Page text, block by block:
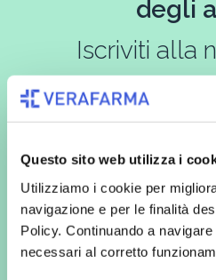
Questo sito web utilizza i
Utilizziamo i cookie per
navigazione e per le finalità
Policy. Continuando a
necessari al corretto
degli
Iscriviti alla
redatta ai sensi del Regolamento EU
espressamente al trattamento dei miei
commerciali da parte di Verafarma, tra
marketing (con modalità telematiche -
con inviti e comunicazioni commerciali
es. posta cartacea)